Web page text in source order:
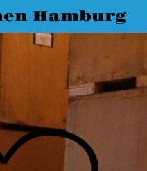
Hamburg